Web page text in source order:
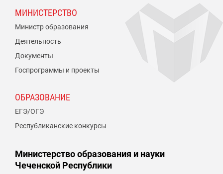
МИНИСТЕРСТВО
Министр образования
Деятельность
Документы
Госпрограммы и проекты
ОБРАЗОВАНИЕ
ЕГЭ/ОГЭ
Республиканские конкурсы
Министерство образования и науки
Чеченской Республики